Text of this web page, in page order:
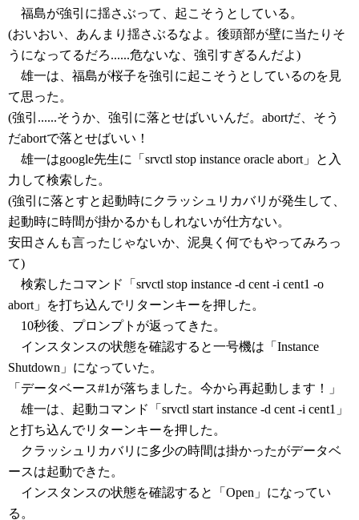
福島が強引に揺さぶって、起こそうとしている。
(おいおい、あんまり揺さぶるなよ。後頭部が壁に当たりそ
うになってるだろ......危ないな、強引すぎるんだよ)
雄一は、福島が桜子を強引に起こそうとしているのを見
て思った。
(強引......そうか、強引に落とせばいいんだ。abortだ、そう
だabortで落とせばいい！
雄一はgoogle先生に「srvctl stop instance oracle abort」と入
力して検索した。
(強引に落とすと起動時にクラッシュリカバリが発生して、
起動時に時間が掛かるかもしれないが仕方ない。
安田さんも言ったじゃないか、泥臭く何でもやってみろっ
て)
検索したコマンド「srvctl stop instance -d cent -i cent1 -o
abort」を打ち込んでリターンキーを押した。
10秒後、プロンプトが返ってきた。
インスタンスの状態を確認すると一号機は「Instance
Shutdown」になっていた。
「データベース#1が落ちました。今から再起動します！」
雄一は、起動コマンド「srvctl start instance -d cent -i cent1」
と打ち込んでリターンキーを押した。
クラッシュリカバリに多少の時間は掛かったがデータベ
ースは起動できた。
インスタンスの状態を確認すると「Open」になってい
る。